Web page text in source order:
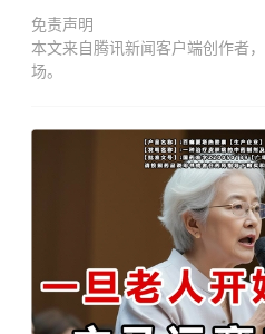
免责声明
本文来自腾讯新闻客户端创作者
场。